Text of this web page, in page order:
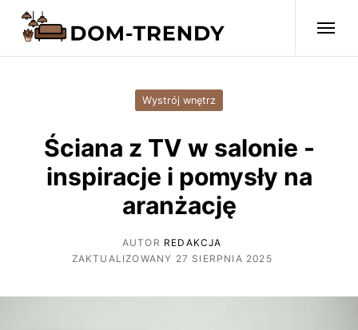
Wystrój wnętrz
Ściana z TV w salonie -
inspiracje i pomysły na
aranżację
AUTOR REDAKCJA
ZAKTUALIZOWANY 27 SIERPNIA 2025